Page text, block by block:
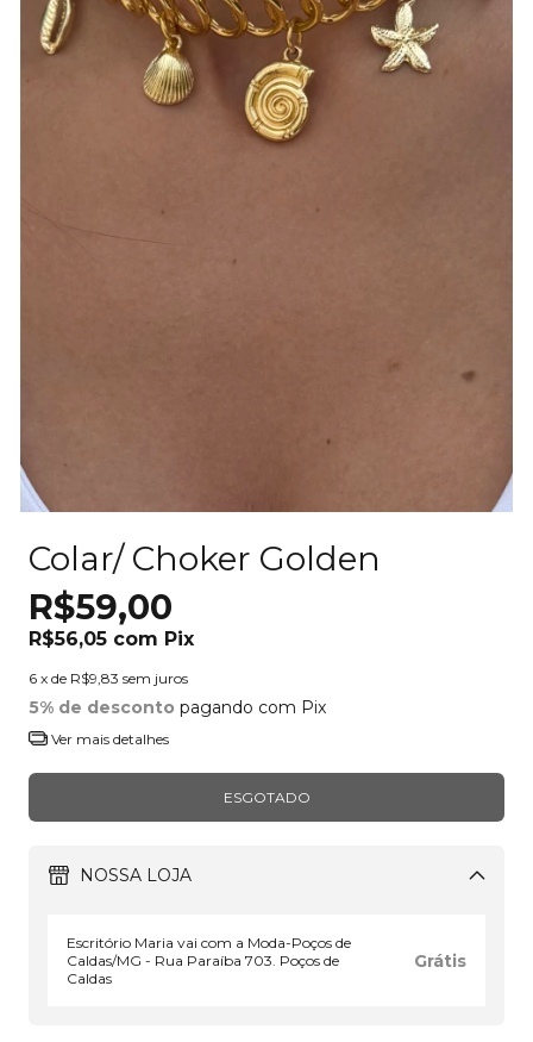
Colar/ Choker Golden
R$59,00
R$56,05 com Pix
6 x de R$9,83 sem juros
5% de desconto pagando com Pix
Ver mais detalhes
NOSSA LOJA
Escritório Maria vai com a Moda-Poços de
Caldas/MG - Rua Paraíba 703. Poços de
Caldas
Grátis